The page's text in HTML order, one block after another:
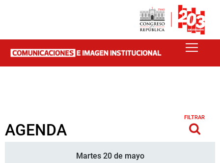
AGENDA
FILTRAR
Martes 20 de mayo